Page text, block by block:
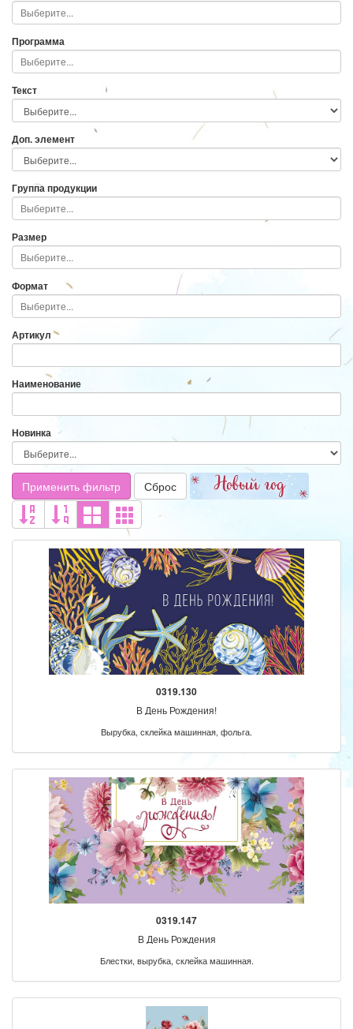
Программа
Текст
Доп. элемент
Группа продукции
Размер
Формат
Артикул
Наименование
Новинка
Применить фильтр Сброс
0319.130
В День Рождения!
Вырубка, склейка машинная, фольга.
0319.147
В День Рождения
Блестки, вырубка, склейка машинная.